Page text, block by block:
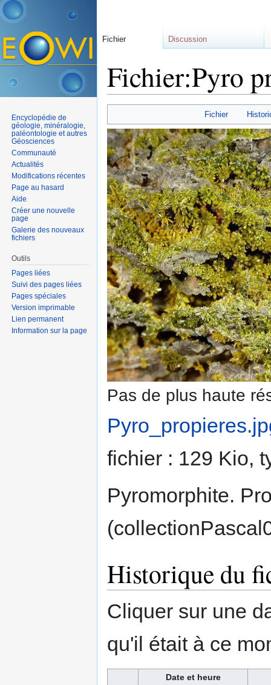
Fichier:Pyro
Fichier
Pas de plus haute
fichier : 129 Kio,
Pyromorphite.
Historique du
Cliquer sur une
qu'il était à ce
Date et heure
Fichier Discussion
Encyclopédie de
géologie, minéralogie,
paléontologie et autres
Géosciences
Communauté
Actualités
Modifications récentes
Page au hasard
Aide
Créer une nouvelle
page
Galerie des nouveaux
fichiers
Outils
Pages liées
Suivi des pages liées
Pages spéciales
Version imprimable
Lien permanent
Information sur la page